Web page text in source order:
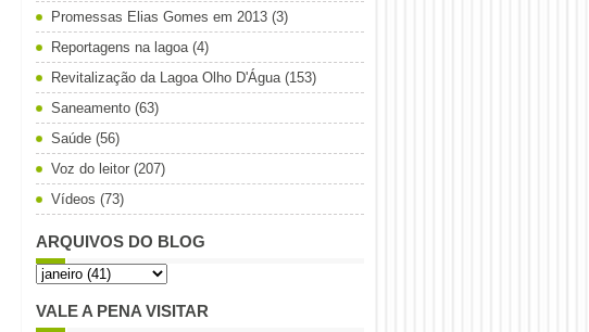
Promessas Elias Gomes em 2013 (3)
Reportagens na lagoa (4)
Revitalização da Lagoa Olho D'Água (153)
Saneamento (63)
Saúde (56)
Voz do leitor (207)
Vídeos (73)
ARQUIVOS DO BLOG
VALE A PENA VISITAR